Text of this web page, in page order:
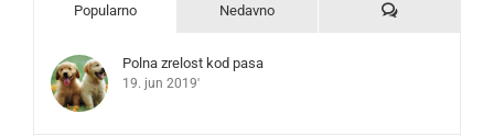
Popularno Nedavno Komentari
Polna zrelost kod pasa
19. jun 2019'